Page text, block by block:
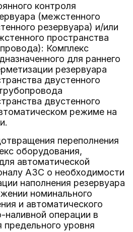
контроля
(межстенного
резервуара) и/или
пространства
Комплекс
для раннего
резервуара
двустенного
двустенного
режиме на
переполнения
оборудования,
автоматической
АЗС о необходимости
наполнения резервуара
номинального
и автоматического
наливной операции в
уровня